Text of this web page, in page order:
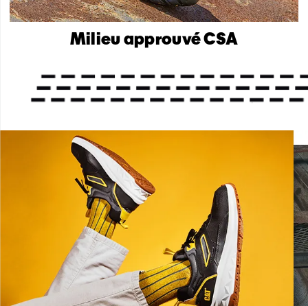
Milieu approuvé CSA